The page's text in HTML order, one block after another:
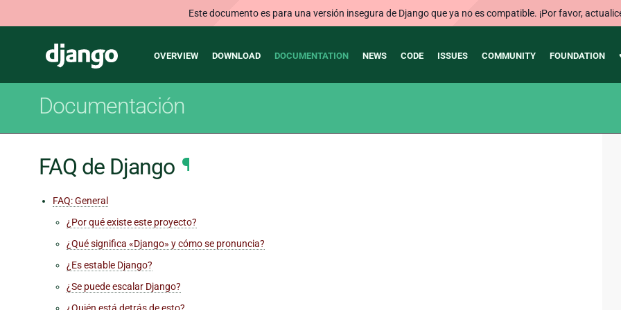
Este documento es para una versión insegura de Django que ya no es compatible. ¡Por favor,
Django
Main
OVERVIEW DOWNLOAD DOCUMENTATION NEWS CODE ISSUES COMMUNITY FOUNDATION
Documentación
FAQ de Django ¶
FAQ: General
¿Por qué existe este proyecto?
¿Qué significa «Django» y cómo se pronuncia?
¿Es estable Django?
¿Se puede escalar Django?
¿Quién está detrás de esto?